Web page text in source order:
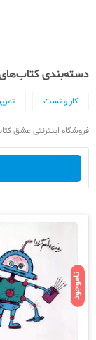
دسته‌بندی کتاب‌های
کار و تست
فروشگاه اینترنتی عشق
ناموجود